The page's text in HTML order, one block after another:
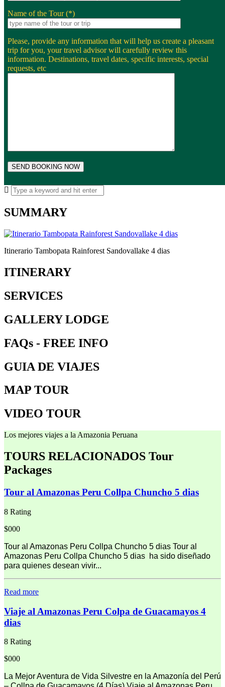
Name of the Tour (*)
Please, provide any information that will help us create a pleasant
trip for you, your travel advisor will carefully review this
information. Destinations, travel dates, specific interests, special
requests, etc
SUMMARY
Itinerario Tambopata Rainforest Sandovallake 4 dias
ITINERARY
SERVICES
GALLERY LODGE
FAQs - FREE INFO
GUIA DE VIAJES
MAP TOUR
VIDEO TOUR
Los mejores viajes a la Amazonia Peruana
TOURS RELACIONADOS Tour
Packages
Tour al Amazonas Peru Collpa Chuncho 5 dias
8 Rating
$000
Tour al Amazonas Peru Collpa Chuncho 5 dias Tour al
Amazonas Peru Collpa Chuncho 5 dias ha sido diseñado
para quienes desean vivir...
Read more
Viaje al Amazonas Peru Colpa de Guacamayos 4
dias
8 Rating
$000
La Mejor Aventura de Vida Silvestre en la Amazonía del Perú